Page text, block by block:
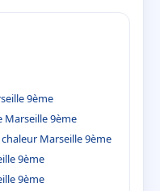
9ème
Marseille 9ème
Marseille 9ème
9ème
9ème